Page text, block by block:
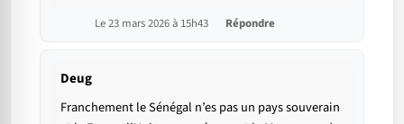
Le 23 mars 2026 à 15h43 Répondre
Deug
Franchement le Sénégal n’es pas un pays souverain